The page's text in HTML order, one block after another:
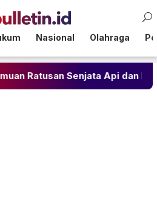
Nasional Olahraga
Senjata Api dan Narkoba di